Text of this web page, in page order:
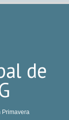
de
Primavera